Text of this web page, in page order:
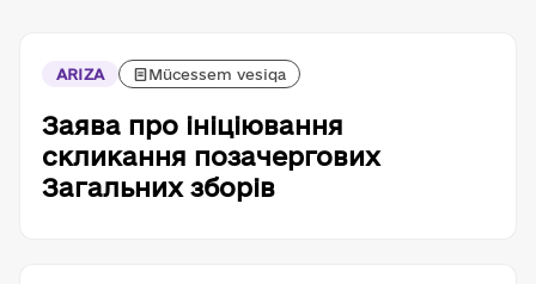
ARIZA Mücessem vesiqa
Заява про ініціювання
скликання позачергових
Загальних зборів